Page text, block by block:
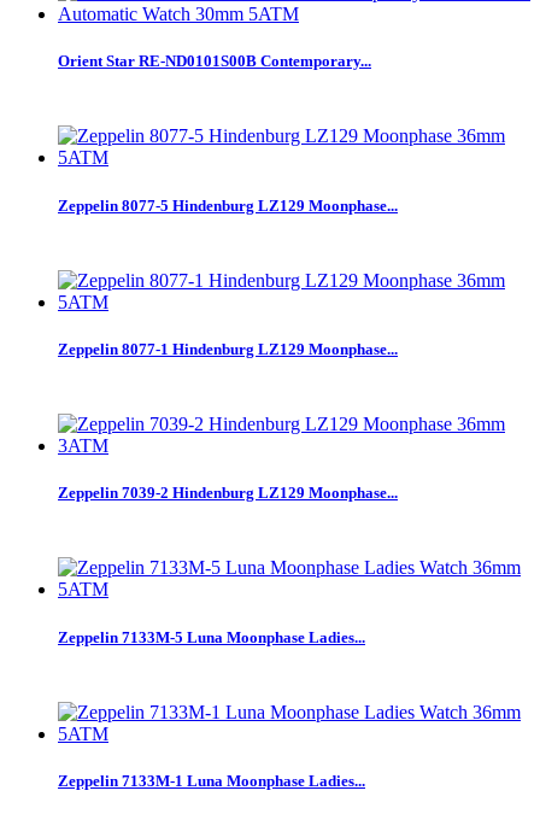
Orient Star RE-ND0101S00B Contemporary...
Zeppelin 8077-5 Hindenburg LZ129 Moonphase...
Zeppelin 8077-1 Hindenburg LZ129 Moonphase...
Zeppelin 7039-2 Hindenburg LZ129 Moonphase...
Zeppelin 7133M-5 Luna Moonphase Ladies...
Zeppelin 7133M-1 Luna Moonphase Ladies...